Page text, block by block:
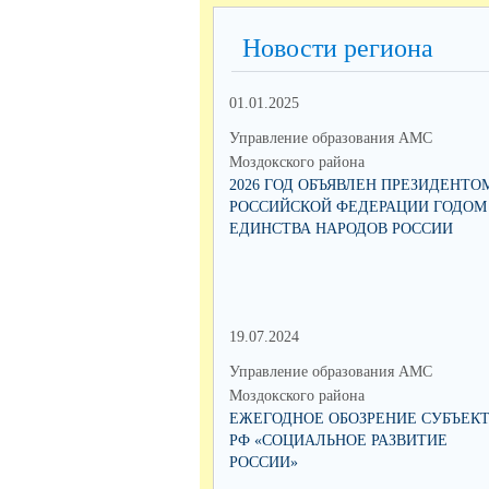
Новости региона
01.01.2025
Управление образования АМС
Моздокского района
2026 ГОД ОБЪЯВЛЕН
РОССИЙСКОЙ ФЕДЕРАЦИИ ГОДОМ
ЕДИНСТВА НАРОДОВ РОССИИ
19.07.2024
Управление образования АМС
Моздокского района
ЕЖЕГОДНОЕ ОБОЗРЕНИЕ
РФ «СОЦИАЛЬНОЕ РАЗВИТИЕ
РОССИИ»